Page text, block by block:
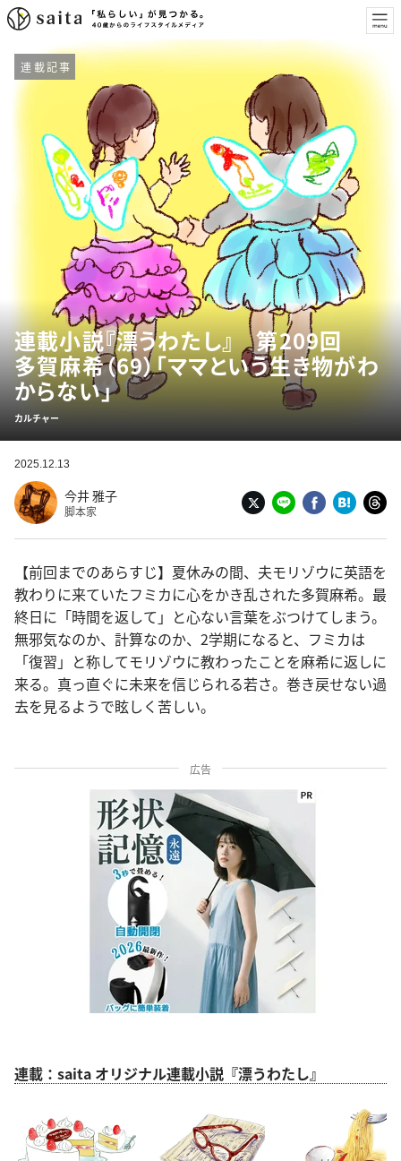
連載記事
連載小説『漂うわたし』 第209回
多賀麻希（69）「ママという生き物がわ
からない」
カルチャー
2025.12.13
今井 雅子
脚本家
【前回までのあらすじ】夏休みの間、夫モリゾウに英語を
教わりに来ていたフミカに心をかき乱された多賀麻希。最
終日に「時間を返して」と心ない言葉をぶつけてしまう。
無邪気なのか、計算なのか、2学期になると、フミカは
「復習」と称してモリゾウに教わったことを麻希に返しに
来る。真っ直ぐに未来を信じられる若さ。巻き戻せない過
去を見るようで眩しく苦しい。
広告
連載：saita オリジナル連載小説『漂うわたし』